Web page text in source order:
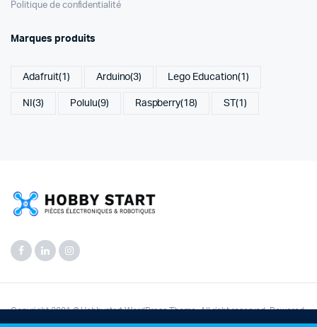
Politique de confidentialité
Marques produits
Adafruit(1) Arduino(3) Lego Education(1)
NI (3) Polulu(9) Raspberry(18) ST(1)
Copyright 2021 © Hobbystart WordPress Theme. All right reserved. Powered
byKLBTheme.